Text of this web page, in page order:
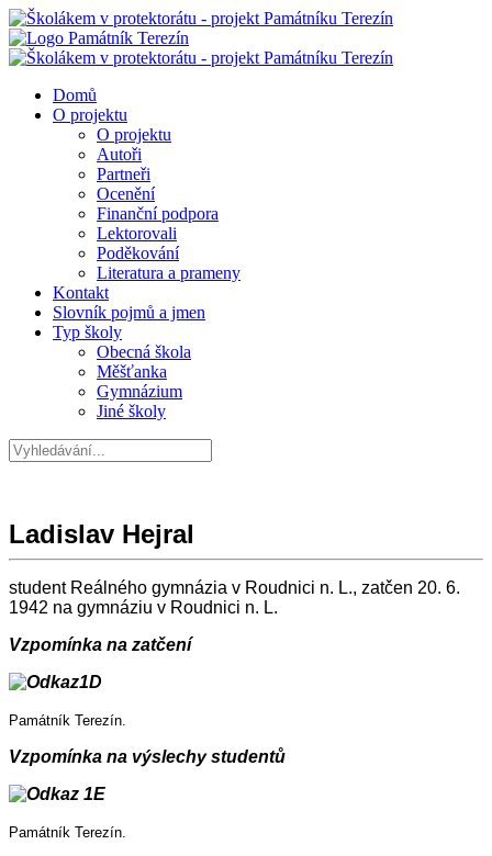
Domů
O projektu
O projektu
Autoři
Partneři
Ocenění
Finanční podpora
Lektorovali
Poděkování
Literatura a prameny
Kontakt
Slovník pojmů a jmen
Typ školy
Obecná škola
Měšťanka
Gymnázium
Jiné školy
Ladislav Hejral
student Reálného gymnázia v Roudnici n. L., zatčen 20. 6.
1942 na gymnáziu v Roudnici n. L.
Vzpomínka na zatčení
Památník Terezín.
Vzpomínka na výslechy studentů
Památník Terezín.